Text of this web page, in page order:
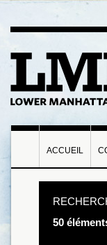
ACCUEIL
50